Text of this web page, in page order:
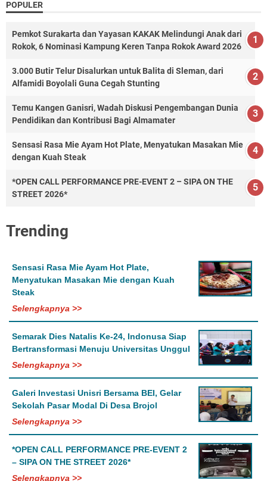
POPULER
Pemkot Surakarta dan Yayasan KAKAK Melindungi Anak dari
Rokok, 6 Nominasi Kampung Keren Tanpa Rokok Award 2026
3.000 Butir Telur Disalurkan untuk Balita di Sleman, dari
Alfamidi Boyolali Guna Cegah Stunting
Temu Kangen Ganisri, Wadah Diskusi Pengembangan Dunia
Pendidikan dan Kontribusi Bagi Almamater
Sensasi Rasa Mie Ayam Hot Plate, Menyatukan Masakan Mie
dengan Kuah Steak
*OPEN CALL PERFORMANCE PRE-EVENT 2 – SIPA ON THE
STREET 2026*
Trending
Sensasi Rasa Mie Ayam Hot Plate,
Menyatukan Masakan Mie dengan Kuah
Steak
Selengkapnya >>
Semarak Dies Natalis Ke-24, Indonusa Siap
Bertransformasi Menuju Universitas Unggul
Selengkapnya >>
Galeri Investasi Unisri Bersama BEI, Gelar
Sekolah Pasar Modal Di Desa Brojol
Selengkapnya >>
*OPEN CALL PERFORMANCE PRE-EVENT 2
– SIPA ON THE STREET 2026*
Selengkapnya >>